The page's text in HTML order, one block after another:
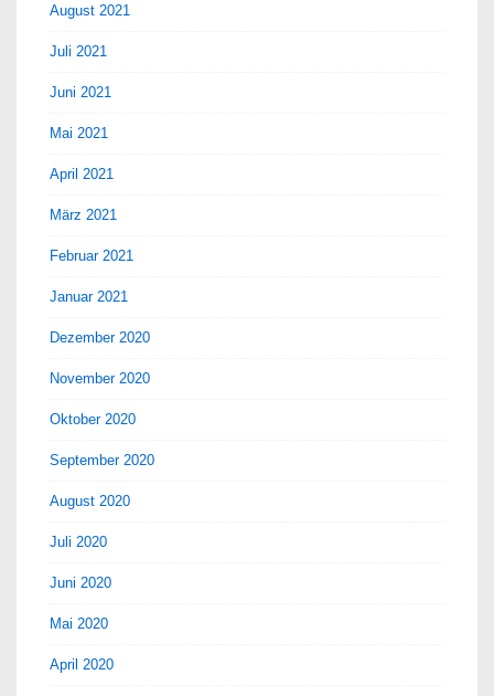
August 2021
Juli 2021
Juni 2021
Mai 2021
April 2021
März 2021
Februar 2021
Januar 2021
Dezember 2020
November 2020
Oktober 2020
September 2020
August 2020
Juli 2020
Juni 2020
Mai 2020
April 2020